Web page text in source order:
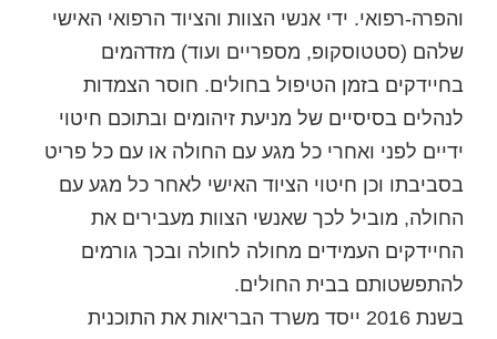
והפרה-רפואי. ידי אנשי הצוות והציוד הרפואי האישי
שלהם (סטטוסקופ, מספריים ועוד) מזדהמים
בחיידקים בזמן הטיפול בחולים. חוסר הצמדות
לנהלים בסיסיים של מניעת זיהומים ובתוכם חיטוי
ידיים לפני ואחרי כל מגע עם החולה או עם כל פריט
בסביבתו וכן חיטוי הציוד האישי לאחר כל מגע עם
החולה, מוביל לכך שאנשי הצוות מעבירים את
החיידקים העמידים מחולה לחולה ובכך גורמים
להתפשטותם בבית החולים.
בשנת 2016 ייסד משרד הבריאות את התוכנית